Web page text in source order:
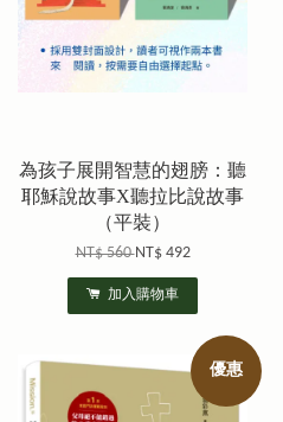
為孩子展開智慧的翅膀：聽
耶穌說故事X聽拉比說故事
（平裝）
NT$ 560NT$ 492
加入購物車
優惠